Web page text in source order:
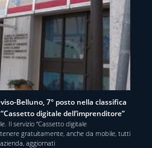
Belluno, 7° posto nella classifica
digitale dell’imprenditore”
Il servizio “Cassetto digitale
gratuitamente, anche da mobile, tutti
aggiornati